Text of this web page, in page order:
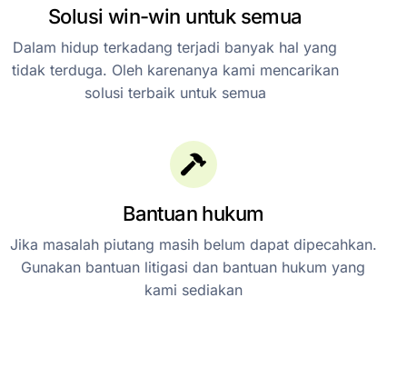
Solusi win-win untuk semua
Dalam hidup terkadang terjadi banyak hal yang
tidak terduga. Oleh karenanya kami mencarikan
solusi terbaik untuk semua
Bantuan hukum
Jika masalah piutang masih belum dapat dipecahkan.
Gunakan bantuan litigasi dan bantuan hukum yang
kami sediakan